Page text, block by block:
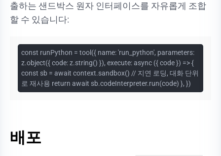
출하는 샌드박스 원자 인터페이스를 자유롭게 조합
할 수 있습니다:
const runPython = tool({ name: 'run_python', parameters:
z.object({ code: z.string() }), execute: async ({ code }) => {
const sb = await context.sandbox() // 지연 로딩, 대화 단위
로 재사용 return await sb.codeInterpreter.run(code) }, })
배포